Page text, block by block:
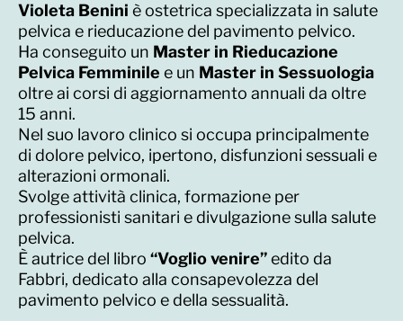
Violeta Benini è ostetrica specializzata in salute
pelvica e rieducazione del pavimento pelvico.
Ha conseguito un Master in Rieducazione
Pelvica Femminile e un Master in Sessuologia
oltre ai corsi di aggiornamento annuali da oltre
15 anni.
Nel suo lavoro clinico si occupa principalmente
di dolore pelvico, ipertono, disfunzioni sessuali e
alterazioni ormonali.
Svolge attività clinica, formazione per
professionisti sanitari e divulgazione sulla salute
pelvica.
È autrice del libro “Voglio venire”edito da
Fabbri, dedicato alla consapevolezza del
pavimento pelvico e della sessualità.